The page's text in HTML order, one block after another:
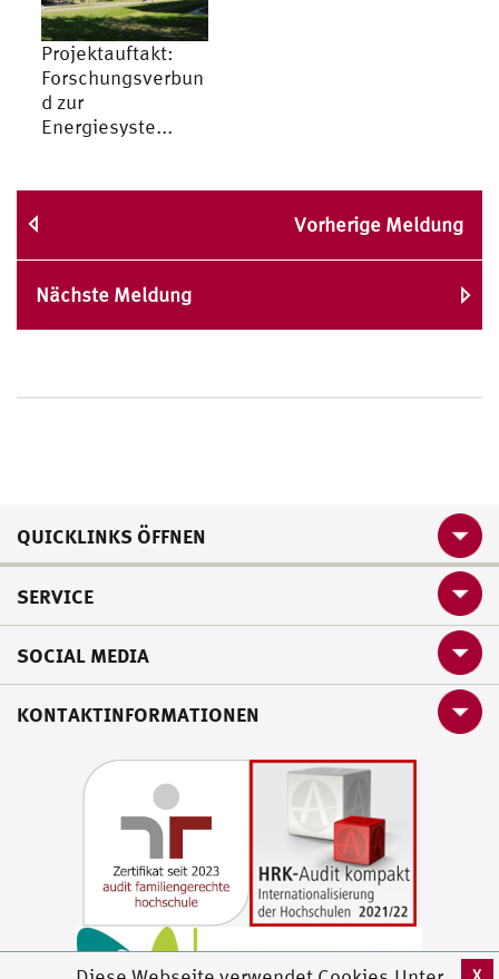
X
Projektauftakt:
Forschungsverbun
d zur
Energiesyste...
Vorherige Meldung
Nächste Meldung
QUICKLINKS ÖFFNEN
SERVICE
SOCIAL MEDIA
KONTAKTINFORMATIONEN